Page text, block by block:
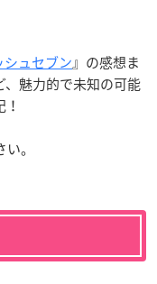
シュセブン』の感想ま
、魅力的で未知の可能
。